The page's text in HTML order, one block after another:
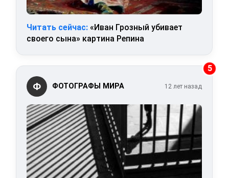
Читать сейчас: «Иван Грозный убивает
своего сына» картина Репина
5
Ф ФОТОГРАФЫ МИРА 12 лет назад